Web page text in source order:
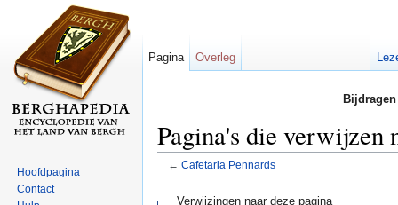
Pagina's die verwijzen
← Cafetaria Pennards
Verwijzingen naar deze pagina
Pagina Overleg
Hoofdpagina
Contact